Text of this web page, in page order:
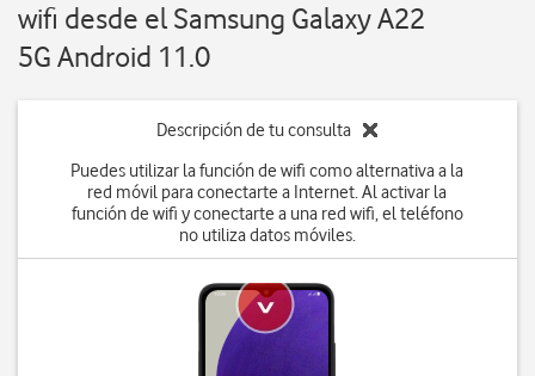
wifi desde el Samsung Galaxy A22
5G Android 11.0
Descripción de tu consulta
Puedes utilizar la función de wifi como alternativa a la
red móvil para conectarte a Internet. Al activar la
función de wifi y conectarte a una red wifi, el teléfono
no utiliza datos móviles.